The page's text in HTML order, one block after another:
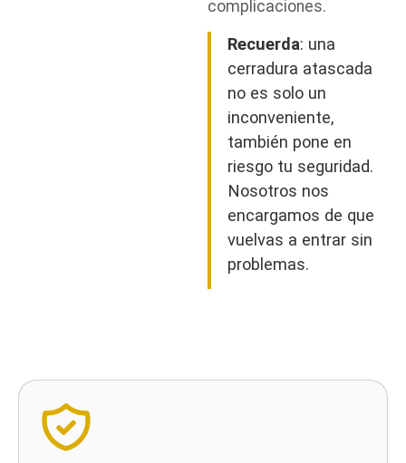
complicaciones.
Recuerda: una
cerradura atascada
no es solo un
inconveniente,
también pone en
riesgo tu seguridad.
Nosotros nos
encargamos de que
vuelvas a entrar sin
problemas.